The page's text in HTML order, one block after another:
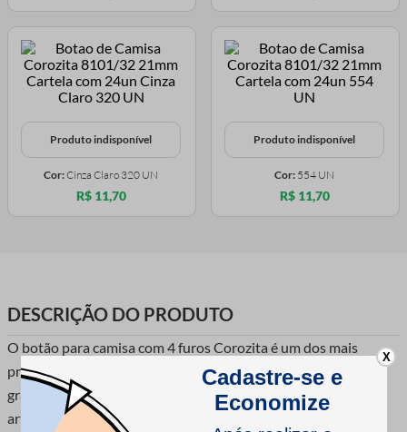
Produto indisponível
Cor:Cinza Claro 320 UN
R$ 11,70
Produto indisponível
Cor: 554 UN
R$ 11,70
DESCRIÇÃO DO PRODUTO
O botão para camisa com 4 furos Corozita é um dos mais
procurados e respeitados botões de camisa. Por causa de sua
grande diversidade de cores, ideal para trabalhos em
artesanatos e outros trabalhos de confecção.
X